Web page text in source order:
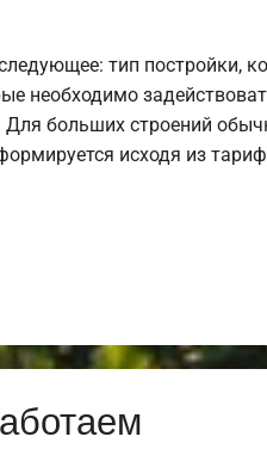
тип постройки,
необходимо
больших строений
исходя из